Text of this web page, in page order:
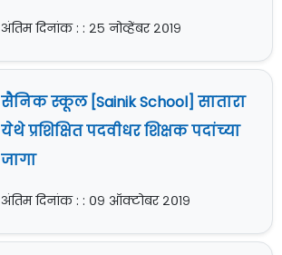
अंतिम दिनांक : : २५ नोव्हेंबर २०१९
सैनिक स्कूल [Sainik School] सातारा
येथे प्रशिक्षित पदवीधर शिक्षक पदांच्या
जागा
अंतिम दिनांक : : ०९ ऑक्टोबर २०१९